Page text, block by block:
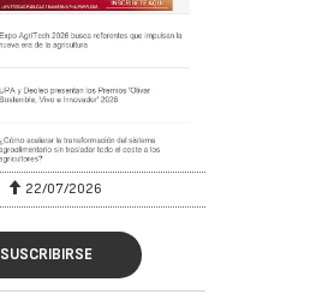
22/07/2026
SUSCRIBIRSE